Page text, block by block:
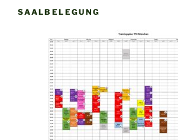
SAALBELEGUNG